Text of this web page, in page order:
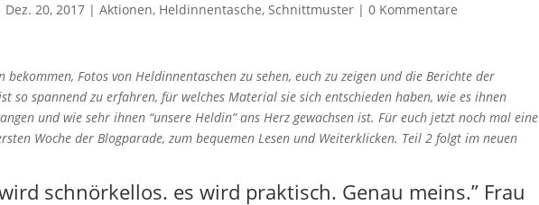
Dez. 20, 2017 |Aktionen, Heldinnentasche,Schnittmuster |0 Kommentare
Fotos von Heldinnentaschen zu sehen, euch zu zeigen und die Berichte der
so spannend zu erfahren, für welches Material sie sich entschieden haben, wie es ihnen
und wie sehr ihnen “unsere Heldin” ans Herz gewachsen ist. Für euch jetzt noch mal eine
Woche der Blogparade, zum bequemen Lesen und Weiterklicken. Teil 2 folgt im neuen
schnörkellos. es wird praktisch. Genau meins.” Frau